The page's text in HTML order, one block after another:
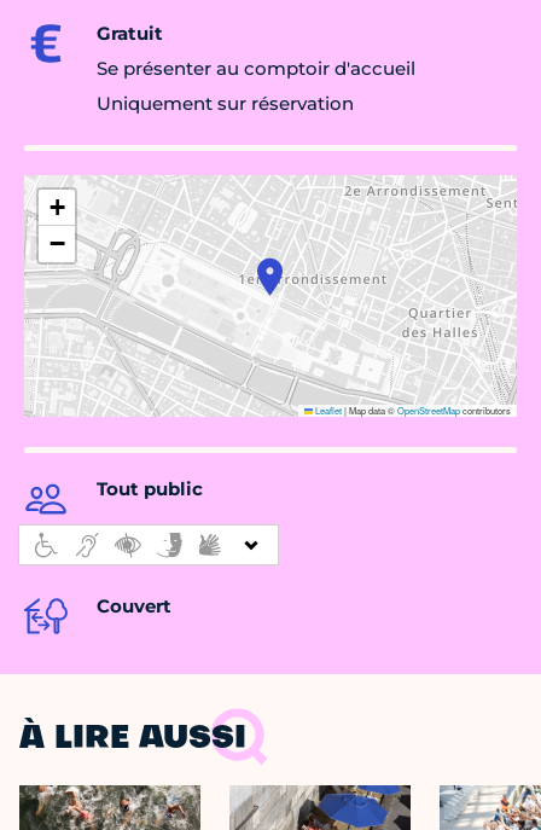
Gratuit
Se présenter au comptoir d'accueil
Uniquement sur réservation
+
−
Leaflet|Map data ©OpenStreetMapcontributors
Tout public
Couvert
À LIRE AUSSI